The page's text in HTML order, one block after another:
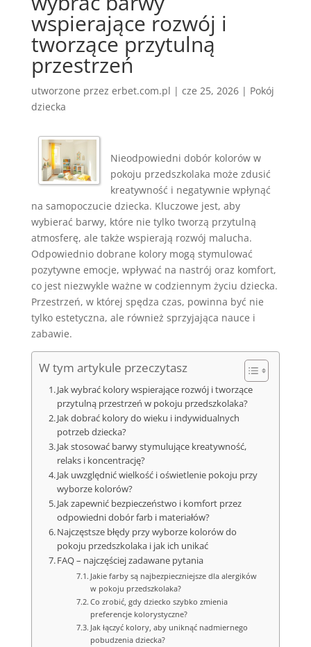
wspierające rozwój i
tworzące przytulną
przestrzeń
utworzone przez erbet.com.pl | cze 25, 2026| Pokój
dziecka
Nieodpowiedni dobór kolorów w
pokoju przedszkolaka może zdusić
kreatywność i negatywnie wpłynąć
na samopoczucie dziecka. Kluczowe jest, aby
wybierać barwy, które nie tylko tworzą przytulną
atmosferę, ale także wspierają rozwój malucha.
Odpowiednio dobrane kolory mogą stymulować
pozytywne emocje, wpływać na nastrój oraz komfort,
co jest niezwykle ważne w codziennym życiu dziecka.
Przestrzeń, w której spędza czas, powinna być nie
tylko estetyczna, ale również sprzyjająca nauce i
zabawie.
W tym artykule przeczytasz
Jak wybrać kolory wspierające rozwój i tworzące
przytulną przestrzeń w pokoju przedszkolaka?
Jak dobrać kolory do wieku i indywidualnych
potrzeb dziecka?
Jak stosować barwy stymulujące kreatywność,
relaks i koncentrację?
Jak uwzględnić wielkość i oświetlenie pokoju przy
wyborze kolorów?
Jak zapewnić bezpieczeństwo i komfort przez
odpowiedni dobór farb i materiałów?
Najczęstsze błędy przy wyborze kolorów do
pokoju przedszkolaka i jak ich unikać
FAQ – najczęściej zadawane pytania
Jakie farby są najbezpieczniejsze dla alergików
w pokoju przedszkolaka?
Co zrobić, gdy dziecko szybko zmienia
preferencje kolorystyczne?
Jak łączyć kolory, aby uniknąć nadmiernego
pobudzenia dziecka?